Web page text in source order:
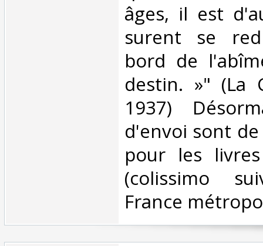
âges, il est
surent se
bord de
destin. »" (La
1937)
d'envoi sont
pour les
(colissimo
France